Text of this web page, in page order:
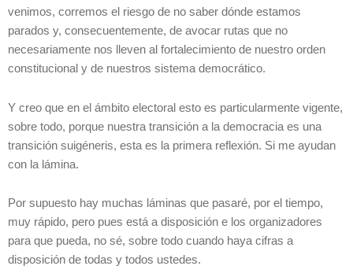
venimos, corremos el riesgo de no saber dónde estamos
parados y, consecuentemente, de avocar rutas que no
necesariamente nos lleven al fortalecimiento de nuestro orden
constitucional y de nuestros sistema democrático.
Y creo que en el ámbito electoral esto es particularmente vigente,
sobre todo, porque nuestra transición a la democracia es una
transición suigéneris, esta es la primera reflexión. Si me ayudan
con la lámina.
Por supuesto hay muchas láminas que pasaré, por el tiempo,
muy rápido, pero pues está a disposición e los organizadores
para que pueda, no sé, sobre todo cuando haya cifras a
disposición de todas y todos ustedes.